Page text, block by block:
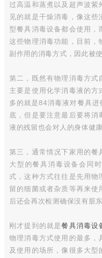
过高温和蒸煮以及超声波紫
见的就是干燥消毒，像这些
型餐具消毒设备都会使用，
这些物理消毒功能，目前，
副作用的消毒方式，因此被
第二，既然有物理消毒方式
主要是使用化学消毒液的方
多的就是84消毒液对餐具
底，但是要注意最后要将
液的残留也会对人的身体健
第三，通常情况下家用的餐
大型的餐具消毒设备会同
式，这种方式往往是先用物
留的细菌或者杂质等再来使
后还会再次检测确保没有脏
刚才提到的就是餐具消毒设
物理消毒方式使用的最多，
及使用的场所，像很多大